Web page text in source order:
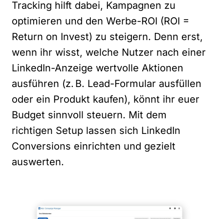
Tracking hilft dabei, Kampagnen zu
optimieren und den Werbe-ROI (ROI =
Return on Invest) zu steigern. Denn erst,
wenn ihr wisst, welche Nutzer nach einer
LinkedIn-Anzeige wertvolle Aktionen
ausführen (z. B. Lead-Formular ausfüllen
oder ein Produkt kaufen), könnt ihr euer
Budget sinnvoll steuern. Mit dem
richtigen Setup lassen sich LinkedIn
Conversions einrichten und gezielt
auswerten.